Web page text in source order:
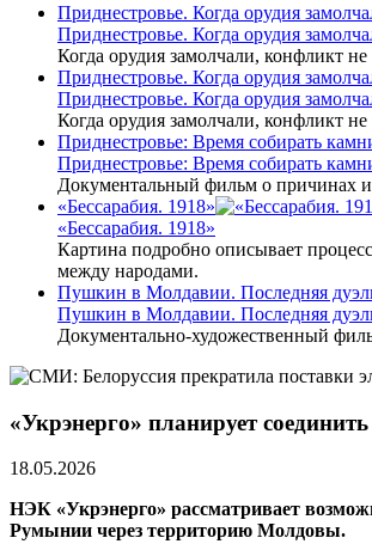
Приднестровье. Когда орудия
Приднестровье. Когда орудия
Когда орудия замолчали, конфликт
Приднестровье. Когда орудия
Приднестровье. Когда орудия
Когда орудия замолчали, конфликт
Приднестровье: Время собирать
Приднестровье: Время собирать
Документальный фильм о причинах и
«Бессарабия. 1918»
«Бессарабия. 1918»
Картина подробно описывает
между народами.
Пушкин в Молдавии. Последняя
Пушкин в Молдавии. Последняя
Документально-художественный
«Укрэнерго» планирует
18.05.2026
НЭК «Укрэнерго» рассматривает
Румынии через территорию Молдовы.